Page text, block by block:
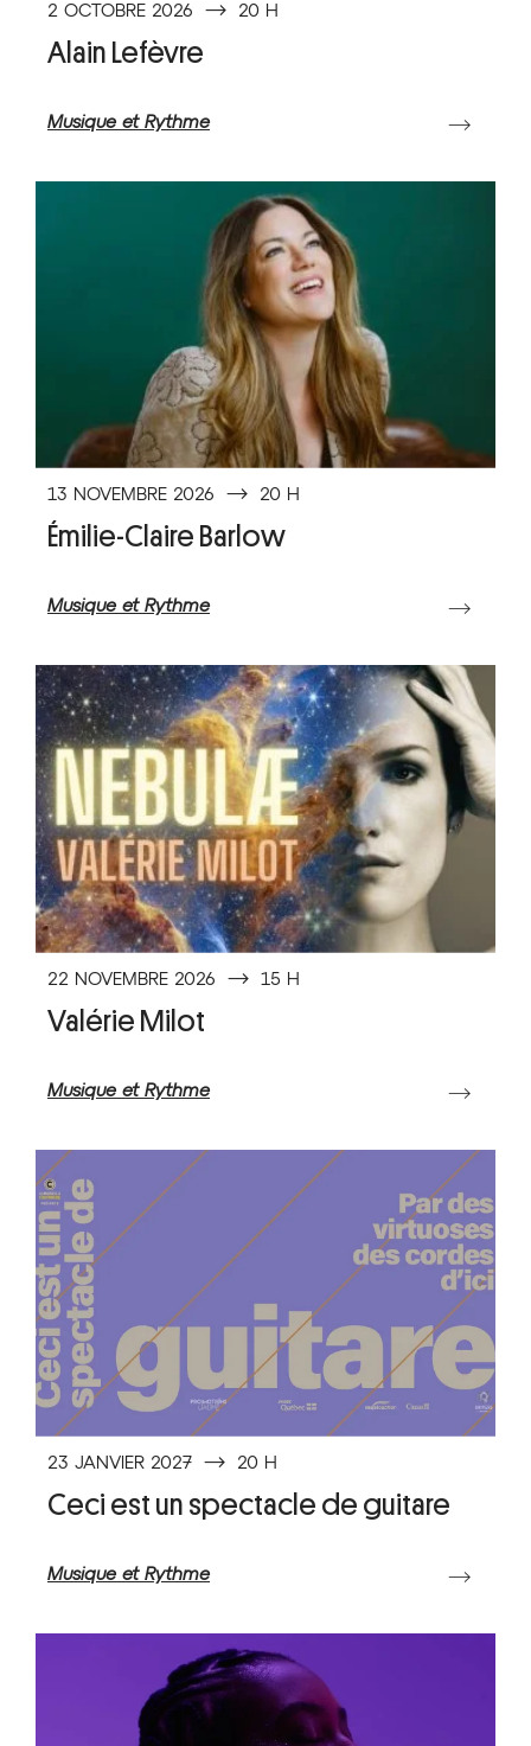
2 OCTOBRE 2026 ⟶ 20 H
Alain Lefèvre
Musique et Rythme ⟶
13 NOVEMBRE 2026 ⟶ 20 H
Émilie-Claire Barlow
Musique et Rythme ⟶
22 NOVEMBRE 2026 ⟶ 15 H
Valérie Milot
Musique et Rythme ⟶
23 JANVIER 2027 ⟶ 20 H
Ceci est un spectacle de guitare
Musique et Rythme ⟶